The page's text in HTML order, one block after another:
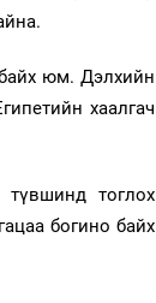
юм. Дэлхийн
хаалгач
түвшинд тоглох
богино байх